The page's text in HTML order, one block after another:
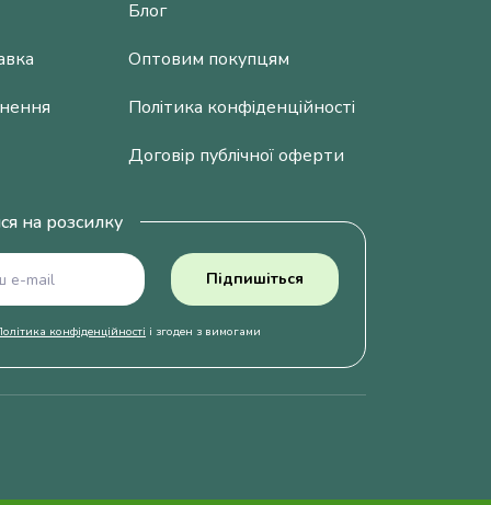
Блог
Оптовим покупцям
Політика конфіденційності
Договір публічної оферти
на розсилку
Підпишіться
конфіденційності і згоден з вимогами